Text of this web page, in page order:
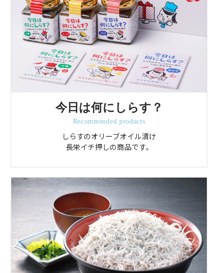
今日は何にしらす？
Recommended products
しらすのオリーブオイル漬け
長栄イチ押しの商品です。